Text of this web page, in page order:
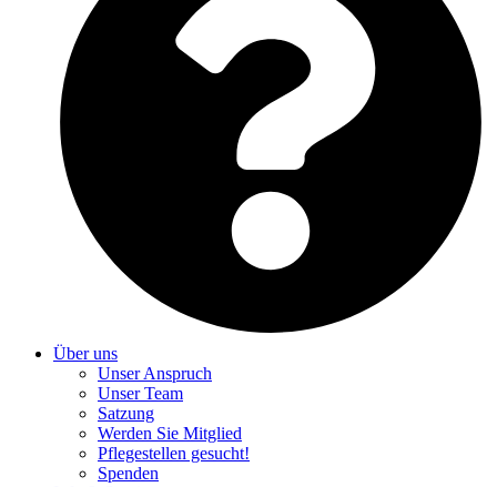
Über uns
Unser Anspruch
Unser Team
Satzung
Werden Sie Mitglied
Pflegestellen gesucht!
Spenden